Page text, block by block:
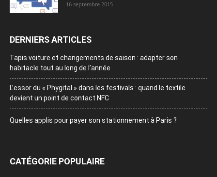
16 septembre 2015
DERNIERS ARTICLES
Tapis voiture et changements de saison : adapter son
habitacle tout au long de l’année
L’essor du « Phygital » dans les festivals : quand le textile
devient un point de contact NFC
Quelles applis pour payer son stationnement à Paris ?
CATÉGORIE POPULAIRE